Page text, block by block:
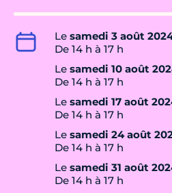
Le samedi 3 août
De 14 h à 17 h
Le samedi 10 août
De 14 h à 17 h
Le samedi 17 août
De 14 h à 17 h
Le samedi 24 août
De 14 h à 17 h
Le samedi 31 août
De 14 h à 17 h